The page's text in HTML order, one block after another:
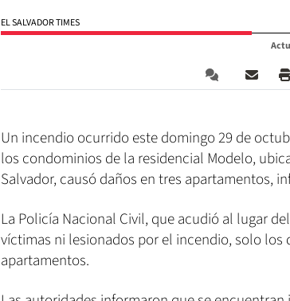
EL SALVADOR TIMES
Un incendio ocurrido este domingo 29 de
los condominios de la residencial Modelo,
Salvador, causó daños en tres apartamentos,
La Policía Nacional Civil, que acudió al lugar
víctimas ni lesionados por el incendio, solo los
apartamentos.